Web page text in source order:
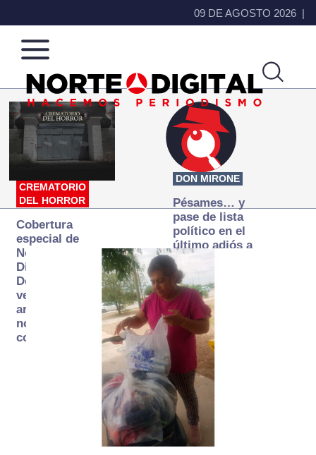
09 DE AGOSTO 2026
Norte
de
Ciudad
Más
que
noticias,
hacemos periodismo
CREMATORIO
DEL HORROR
Cobertura
especial de
Norte
Digital:
Donde la
verdad
arde… pero
no se
consume
DON MIRONE
Pésames… y
pase de lista
político en el
último adiós a
Papá Grande